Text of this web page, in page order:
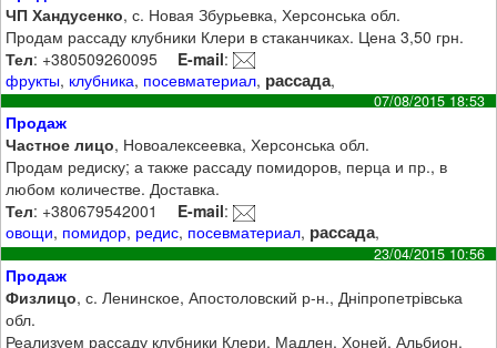
ЧП Хандусенко, с. Новая Збурьевка, Херсонська обл.
Продам рассаду клубники Клери в стаканчиках. Цена 3,50 грн.
Тел: +380509260095 E-mail:
фрукты, клубника, посевматериал, рассада,
07/08/2015 18:53
Продаж
Частное лицо, Новоалексеевка, Херсонська обл.
Продам редиску; а также рассаду помидоров, перца и пр., в
любом количестве. Доставка.
Тел: +380679542001 E-mail:
овощи, помидор, редис, посевматериал, рассада,
23/04/2015 10:56
Продаж
Физлицо, с. Ленинское, Апостоловский р-н., Дніпропетрівська
обл.
Реализуем рассаду клубники Клери, Мадлен, Хоней, Альбион.